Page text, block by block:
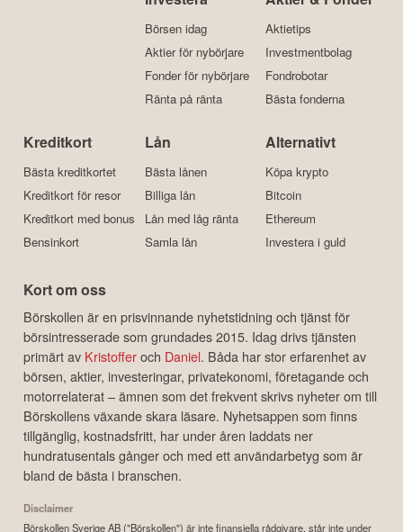
Börsen idag
Aktier för nybörjare
Fonder för nybörjare
Ränta på ränta
Aktietips
Investmentbolag
Fondrobotar
Bästa fonderna
Kreditkort
Bästa kreditkortet
Kreditkort för resor
Kreditkort med bonus
Bensinkort
Lån
Bästa lånen
Billiga lån
Lån med låg ränta
Samla lån
Alternativt
Köpa krypto
Bitcoin
Ethereum
Investera i guld
Kort om oss
Börskollen är en prisvinnande nyhetstidning och tjänst för
börsintresserade som grundades 2015. Idag drivs tjänsten
primärt av Kristofferoch Daniel. Båda har stor erfarenhet av
börsen, aktier, investeringar, privatekonomi, företagande och
motorrelaterat – ämnen som det frekvent skrivs nyheter om till
Börskollens växande skara läsare. Nyhetsappen som finns
tillgänglig, kostnadsfritt, har under åren laddats ner
hundratusentals gånger och med ett användarbetyg som är
bland de bästa i branschen.
Disclaimer
Börskollen Sverige AB ("Börskollen") är inte finansiella rådgivare, står inte under